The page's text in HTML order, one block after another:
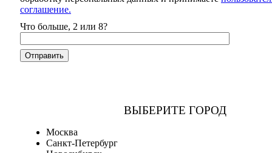
соглашение.
Что больше, 2 или 8?
ВЫБЕРИТЕ ГОРОД
Москва
Санкт-Петербург